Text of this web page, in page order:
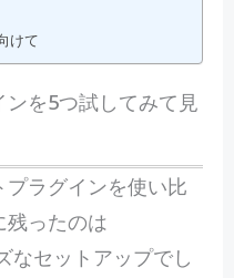
けて
ンを5つ試してみて見
ラグインを使い比
ったのは
なセットアップでし